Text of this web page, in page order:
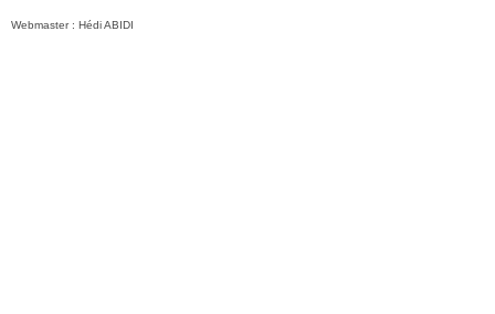
Webmaster : Hédi ABIDI